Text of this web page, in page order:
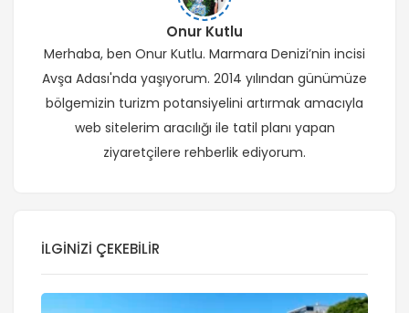
Onur Kutlu
Merhaba, ben Onur Kutlu. Marmara Denizi’nin incisi
Avşa Adası'nda yaşıyorum. 2014 yılından günümüze
bölgemizin turizm potansiyelini artırmak amacıyla
web sitelerim aracılığı ile tatil planı yapan
ziyaretçilere rehberlik ediyorum.
İLGINIZI ÇEKEBILIR